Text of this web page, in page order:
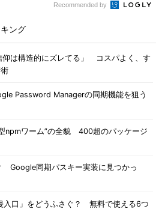
Recommended by
ング
仰は構造的にズレてる」 コスパよく、す
Password Managerの同期機能を狙う
npmワーム”の全貌 400超のパッケージ
Google同期パスキー実装に見つかっ
入口」をどうふさぐ？ 無料で使える6つ